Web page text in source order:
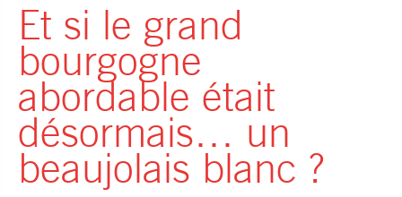
Et si le grand
bourgogne
abordable était
désormais… un
beaujolais blanc ?